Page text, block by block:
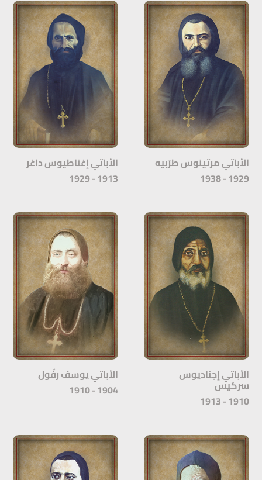
الأباتي مرتينوس طرَبيه
1929 - 1938
الأباتي إغناطيوس داغر
1913 - 1929
الأباتي إجناديوس
سركيس
1910 - 1913
الأباتي يوسف رفّول
1904 - 1910